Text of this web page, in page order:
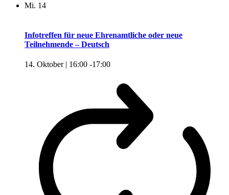
Mi. 14
Infotreffen für neue Ehrenamtliche oder neue
Teilnehmende – Deutsch
14. Oktober | 16:00 -17:00